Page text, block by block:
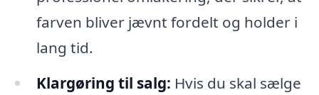
farven bliver jævnt fordelt og holder i
lang tid.
Klargøring til salg: Hvis du skal sælge